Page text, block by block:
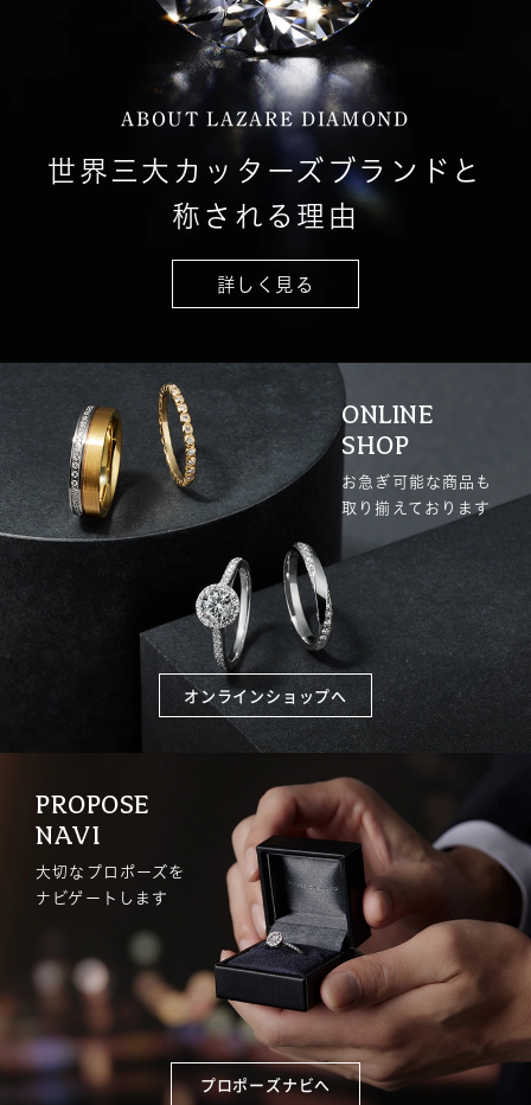
ABOUT LAZARE DIAMOND
世界三大カッターズブランドと
称される理由
詳しく見る
ONLINE
SHOP
お急ぎ可能な商品も
取り揃えております
オンラインショップへ
PROPOSE
NAVI
大切なプロポーズを
ナビゲートします
プロポーズナビへ